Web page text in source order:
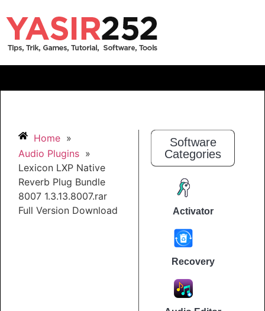
Home »
Audio Plugins »
Lexicon LXP Native
Reverb Plug Bundle
8007 1.3.13.8007.rar
Full Version Download
Software
Categories
Activator
Recovery